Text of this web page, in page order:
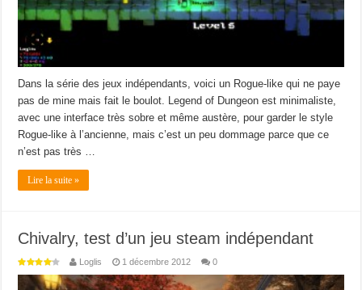
Dans la série des jeux indépendants, voici un Rogue-like qui ne paye
pas de mine mais fait le boulot. Legend of Dungeon est minimaliste,
avec une interface très sobre et même austère, pour garder le style
Rogue-like à l’ancienne, mais c’est un peu dommage parce que ce
n’est pas très …
Lire la suite »
Chivalry, test d’un jeu steam indépendant
Loglis 1 décembre 2012 0